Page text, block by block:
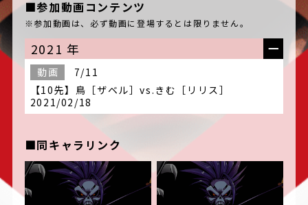
■参加動画コンテンツ
※参加動画は、必ず動画に登場するとは限りません。
2021 年
動画
7/11
【10先】鳥［ザベル］vs.きむ［リリス］
2021/02/18
■同キャラリンク